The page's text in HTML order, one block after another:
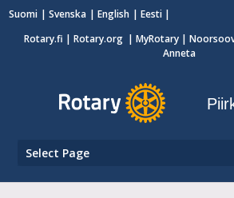
Suomi Svenska English
Eesti
Rotary.fi | Rotary.org | MyRotary|
Anneta
Select Page